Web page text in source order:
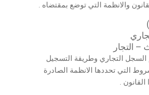
والانظمة التي توضع بمقتضاه .
– التجار
التجاري وطريقة التسجيل
التي تحددها الانظمة الصادرة
.